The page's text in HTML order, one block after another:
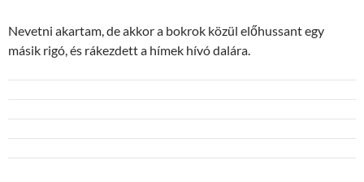
Nevetni akartam, de akkor a bokrok közül előhussant egy
másik rigó, és rákezdett a hímek hívó dalára.